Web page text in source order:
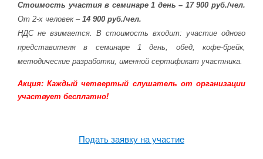
Стоимость участия в семинаре 1 день – 17 900 руб./чел.
От 2-х человек – 14 900 руб./чел.
НДС не взимается. В стоимость входит: участие одного
представителя в семинаре 1 день, обед, кофе-брейк,
методические разработки, именной сертификат участника.
Акция: Каждый четвертый слушатель от организации
участвует бесплатно!
Подать заявку на участие